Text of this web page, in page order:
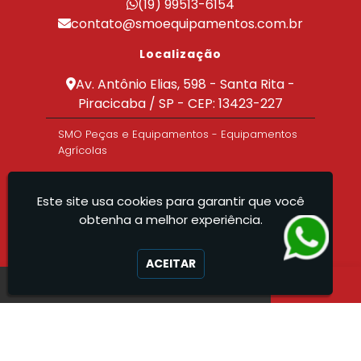
Misturador de Calda para Pulverizador
Máquina Pulverizadora Agrícola
Máquina de Pulverização
Preparador de Calda Agricola
Preparador de Calda para Pulverizador
Pulverizador Agrícola
Pulverizador Agrícola 600 Litros
Pulverizador Agrícola Fabrica
Tanque para Combustível com Abastecedor
Tanque para Transporte de Combustível
Fabricante de Pulverizador
Tanque para Armazenamento de Combustível
Fabrica de Tanque para Combustível
Pulverizador de Arrasto
(19) 99513-6154
contato@smoequipamentos.com.br
Localização
Av. Antônio Elias, 598 - Santa Rita -
Piracicaba / SP - CEP: 13423-227
SMO Peças e Equipamentos - Equipamentos
Agrícolas
Este site usa cookies para garantir que você
obtenha a melhor experiência.
ACEITAR